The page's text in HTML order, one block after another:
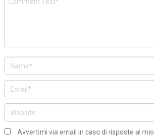
Avvertimi via email in caso di risposte al mio